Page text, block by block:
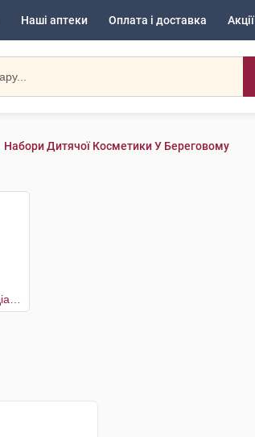
Наші аптеки Оплата і доставка Акції
Набори Дитячої Косметики У Береговому